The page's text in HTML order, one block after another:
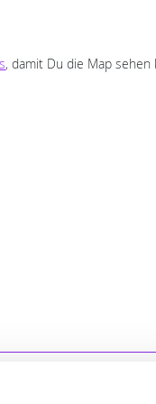
unseren Wünschen
, damit Du die Map sehen